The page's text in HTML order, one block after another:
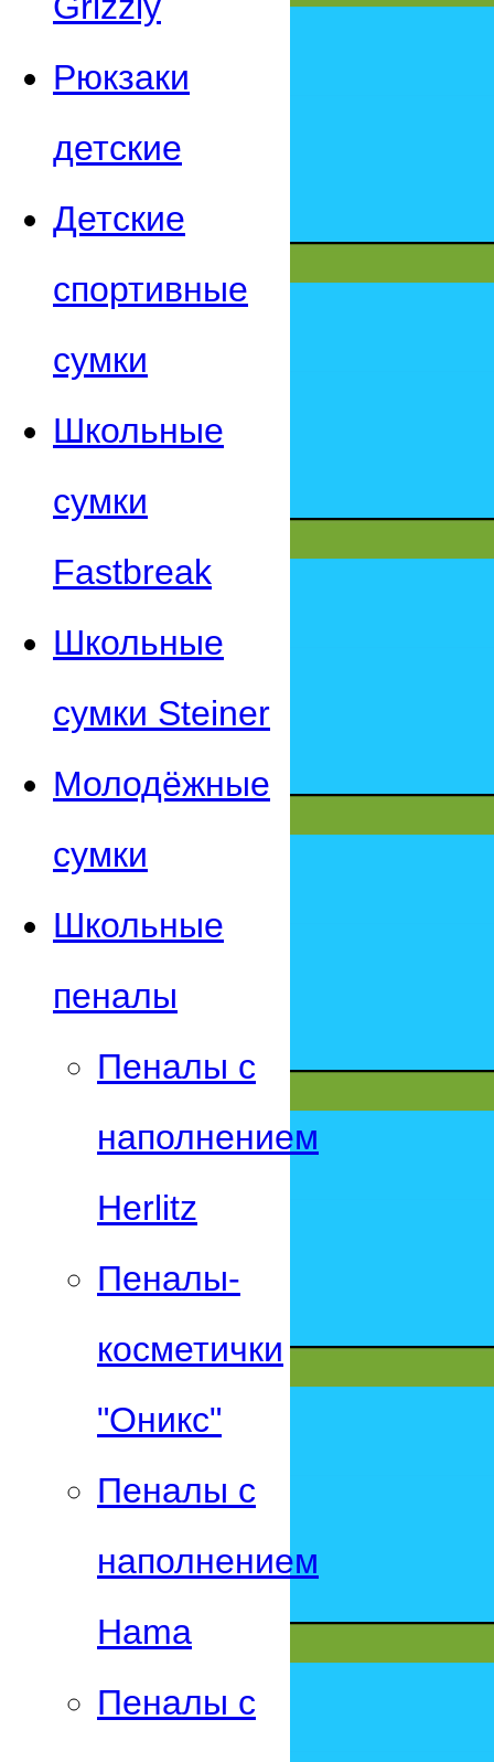
Рюкзаки
детские
Детские
спортивные
сумки
Школьные
сумки
Fastbreak
Школьные
сумки Steiner
Молодёжные
сумки
Школьные
пеналы
Пеналы с
наполнением
Herlitz
Пеналы-
косметички
"Оникс"
Пеналы с
наполнением
Hama
Пеналы с